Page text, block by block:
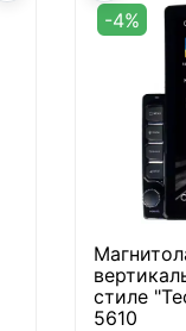
-4%
стиле
5610